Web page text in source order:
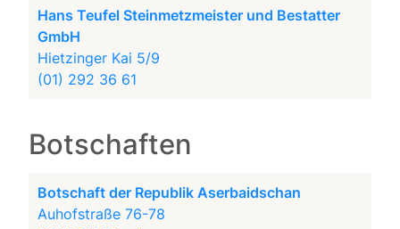
Hans Teufel Steinmetzmeister und Bestatter
GmbH
Hietzinger Kai 5/9
(01) 292 36 61
Botschaften
Botschaft der Republik Aserbaidschan
Auhofstraße 76-78